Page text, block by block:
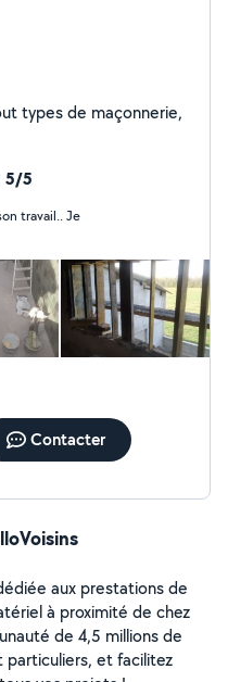
types de maçonnerie,
5/5
travail.. Je
Contacter
aux prestations de
à proximité de chez
de 4,5 millions de
particuliers, et facilitez